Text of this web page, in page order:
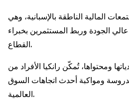
المالية الناطقة بالإسبانية، وهي
الجودة وربط المستثمرين بخبراء
القطاع.
ومحتواها، تُمكّن رانكيا الأفراد من
ومواكبة أحدث اتجاهات السوق
العالمية.